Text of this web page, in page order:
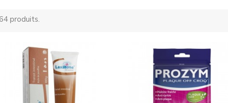
produits.